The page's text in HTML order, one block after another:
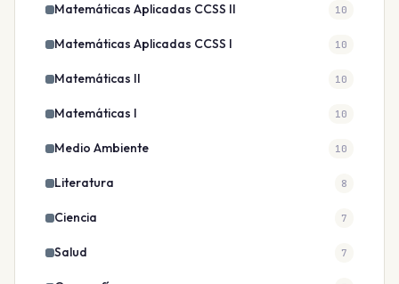
Matemáticas Aplicadas CCSS II 10
Matemáticas Aplicadas CCSS I 10
Matemáticas II 10
Matemáticas I 10
Medio Ambiente 10
Literatura 8
Ciencia 7
Salud 7